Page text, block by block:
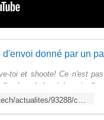
toi et shoote! Ce n'est
lors de la cérémonie
http://reviewer.lavoixdunord.fr/fr/web-tech/actualites/93288/coupe-du-monde-2014-le-coup-d-envoi-donne-par-un-paraplegique-equipe-d-un-exosquelette/